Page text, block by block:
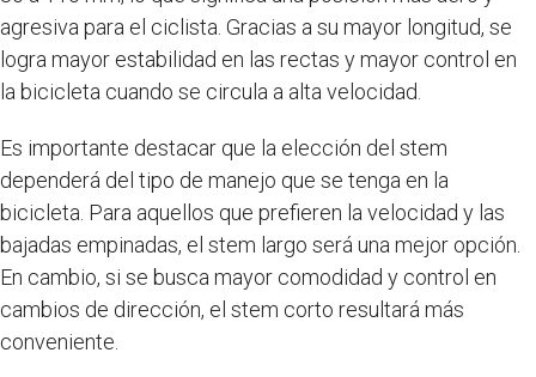
agresiva para el ciclista. Gracias a su mayor longitud, se
logra mayor estabilidad en las rectas y mayor control en
la bicicleta cuando se circula a alta velocidad.
Es importante destacar que la elección del stem
dependerá del tipo de manejo que se tenga en la
bicicleta. Para aquellos que prefieren la velocidad y las
bajadas empinadas, el stem largo será una mejor opción.
En cambio, si se busca mayor comodidad y control en
cambios de dirección, el stem corto resultará más
conveniente.